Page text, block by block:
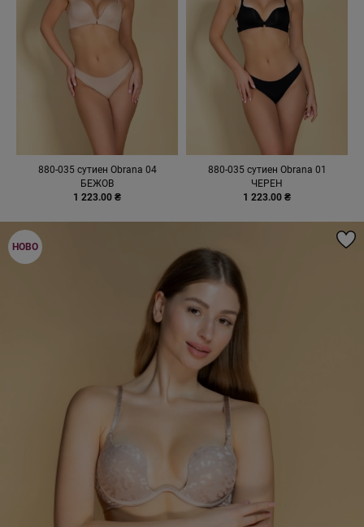
880-035 сутиен Obrana 04
БЕЖОВ
1 223.00 ₴
880-035 сутиен Obrana 01
ЧЕРЕН
1 223.00 ₴
НОВО